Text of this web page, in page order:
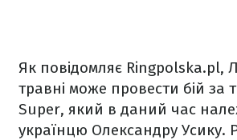
Як повідомляє Ringpolska.pl,
травні може провести бій за
Super, який в даний час
українцю Олександру Усику.